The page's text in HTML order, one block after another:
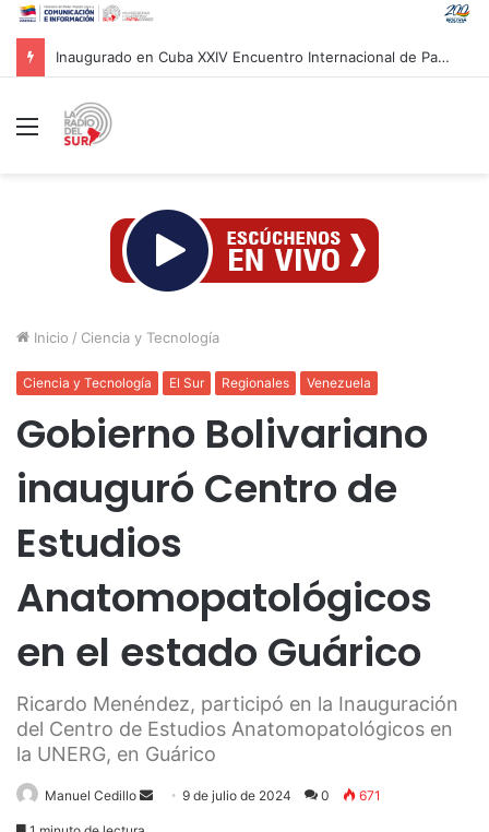
Inaugurado en Cuba XXIV Encuentro Internacional de Partidos Comunistas y Obreros
Menú
Inicio / Ciencia y Tecnología
Ciencia y Tecnología El Sur Regionales Venezuela
Gobierno Bolivariano
inauguró Centro de
Estudios
Anatomopatológicos
en el estado Guárico
Ricardo Menéndez, participó en la Inauguración
del Centro de Estudios Anatomopatológicos en
la UNERG, en Guárico
Manuel Cedillo
Send9 de julio de 2024 0 671